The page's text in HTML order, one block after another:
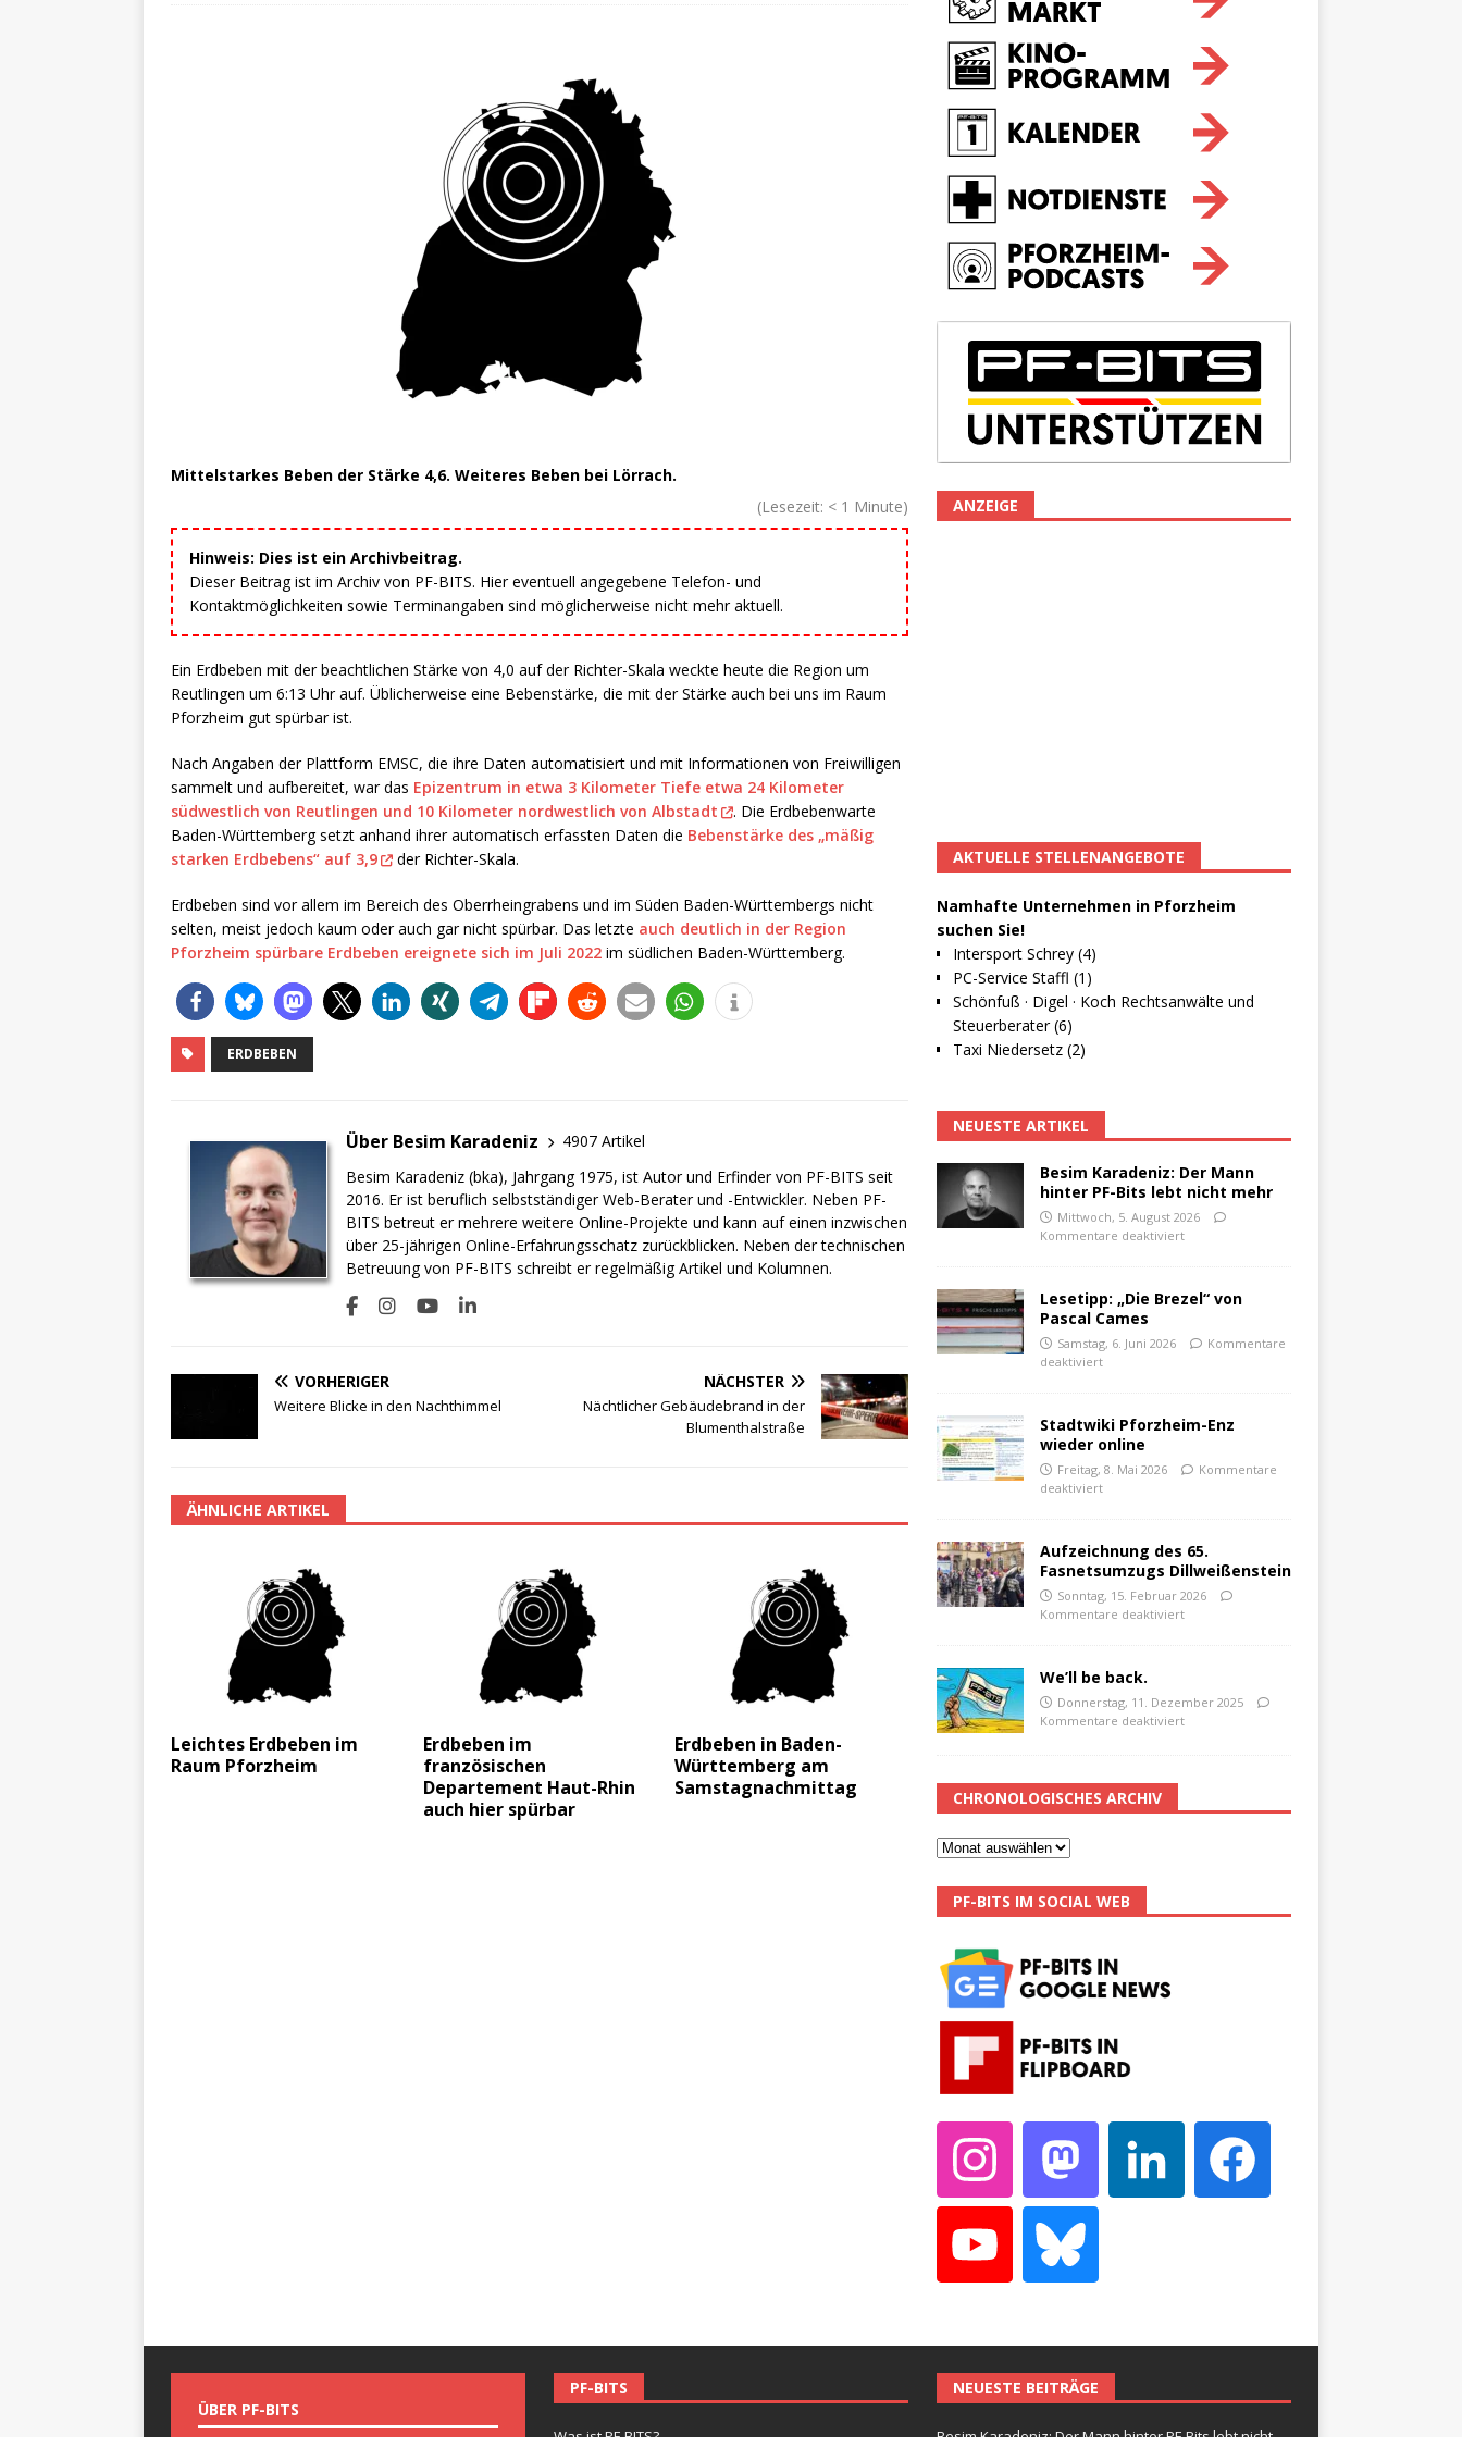
Mittelstarkes Beben der Stärke 4,6. Weiteres Beben bei Lörrach.
(Lesezeit: < 1 Minute)
Hinweis: Dies ist ein Archivbeitrag.
Dieser Beitrag ist im Archiv von PF-BITS. Hier eventuell angegebene Telefon- und
Kontaktmöglichkeiten sowie Terminangaben sind möglicherweise nicht mehr aktuell.
Ein Erdbeben mit der beachtlichen Stärke von 4,0 auf der Richter-Skala weckte heute die Region um
Reutlingen um 6:13 Uhr auf. Üblicherweise eine Bebenstärke, die mit der Stärke auch bei uns im Raum
Pforzheim gut spürbar ist.
Nach Angaben der Plattform EMSC, die ihre Daten automatisiert und mit Informationen von Freiwilligen
sammelt und aufbereitet, war das Epizentrum in etwa 3 Kilometer Tiefe etwa 24 Kilometer
südwestlich von Reutlingen und 10 Kilometer nordwestlich von Albstadt
. Die Erdbebenwarte
Baden-Württemberg setzt anhand ihrer automatisch erfassten Daten die Bebenstärke des „mäßig
starken Erdbebens“ auf 3,9
der Richter-Skala.
Erdbeben sind vor allem im Bereich des Oberrheingrabens und im Süden Baden-Württembergs nicht
selten, meist jedoch kaum oder auch gar nicht spürbar. Das letzte auch deutlich in der Region
Pforzheim spürbare Erdbeben ereignete sich im Juli 2022 im südlichen Baden-Württemberg.
ERDBEBEN
Über Besim Karadeniz
4907 Artikel
Besim Karadeniz (bka), Jahrgang 1975, ist Autor und Erfinder von PF-BITS seit
2016. Er ist beruflich selbstständiger Web-Berater und -Entwickler. Neben PF-
BITS betreut er mehrere weitere Online-Projekte und kann auf einen inzwischen
über 25-jährigen Online-Erfahrungsschatz zurückblicken. Neben der technischen
Betreuung von PF-BITS schreibt er regelmäßig Artikel und Kolumnen.
VORHERIGER
Weitere Blicke in den Nachthimmel
NÄCHSTER
Nächtlicher Gebäudebrand in der
Blumenthalstraße
ÄHNLICHE ARTIKEL
Leichtes Erdbeben im
Raum Pforzheim
Erdbeben im
französischen
Departement Haut-Rhin
auch hier spürbar
Erdbeben in Baden-
Württemberg am
Samstagnachmittag
ANZEIGE
AKTUELLE STELLENANGEBOTE
Namhafte Unternehmen in Pforzheim
suchen Sie!
Intersport Schrey (4)
PC-Service Staffl (1)
Schönfuß · Digel · Koch Rechtsanwälte und
Steuerberater (6)
Taxi Niedersetz (2)
NEUESTE ARTIKEL
Besim Karadeniz: Der Mann
hinter PF-Bits lebt nicht mehr
Mittwoch, 5. August 2026
Kommentare deaktiviert
Lesetipp: „Die Brezel“ von
Pascal Cames
Samstag, 6. Juni 2026
Kommentare
deaktiviert
Stadtwiki Pforzheim-Enz
wieder online
Freitag, 8. Mai 2026
Kommentare
deaktiviert
Aufzeichnung des 65.
Fasnetsumzugs Dillweißenstein
Sonntag, 15. Februar 2026
Kommentare deaktiviert
We’ll be back.
Donnerstag, 11. Dezember 2025
Kommentare deaktiviert
CHRONOLOGISCHES ARCHIV
PF-BITS IM SOCIAL WEB
ÜBER PF-BITS
PF-BITS NEUESTE BEITRÄGE